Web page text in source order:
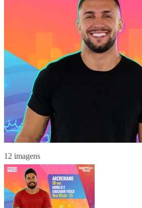
12 imagens